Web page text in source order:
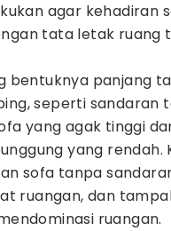
agar kehadiran
tata letak ruang
bentuknya panjang
seperti sandaran
yang agak tinggi
yang rendah.
sofa tanpa
ruangan, dan
ruangan.